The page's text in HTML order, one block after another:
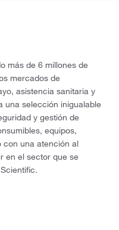
más de 6 millones de
mercados de
asistencia sanitaria y
una selección inigualable
y gestión de
equipos,
con una atención al
en el sector que se